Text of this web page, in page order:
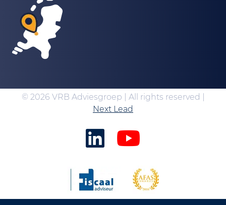
© 2026 VRB Adviesgroep | All rights reserved |
Next Lead